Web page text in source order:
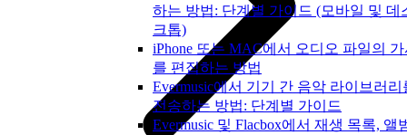
하는 방법: 단계별 가이드 (모바일 및 데
크톱)
iPhone 또는 MAC에서 오디오 파일의
를 편집하는 방법
Evermusic에서 기기 간 음악 라이브러리
전송하는 방법: 단계별 가이드
Evermusic 및 Flacbox에서 재생 목록, 앨